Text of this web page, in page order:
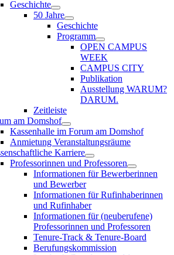
Geschichte
50 Jahre
Geschichte
Programm
OPEN CAMPUS
WEEK
CAMPUS CITY
Publikation
Ausstellung WARUM?
DARUM.
Zeitleiste
am Domshof
Kassenhalle im Forum am Domshof
Anmietung Veranstaltungsräume
Karriere
Professorinnen und Professoren
Informationen für Bewerberinnen
und Bewerber
Informationen für Rufinhaberinnen
und Rufinhaber
Informationen für (neuberufene)
Professorinnen und Professoren
Tenure-Track & Tenure-Board
Berufungskommission